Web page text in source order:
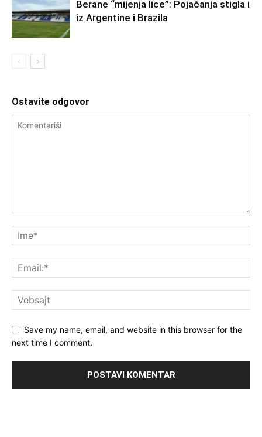
Berane “mijenja lice”: Pojačanja stigla i
iz Argentine i Brazila
Ostavite odgovor
Save my name, email, and website in this browser for the
next time I comment.